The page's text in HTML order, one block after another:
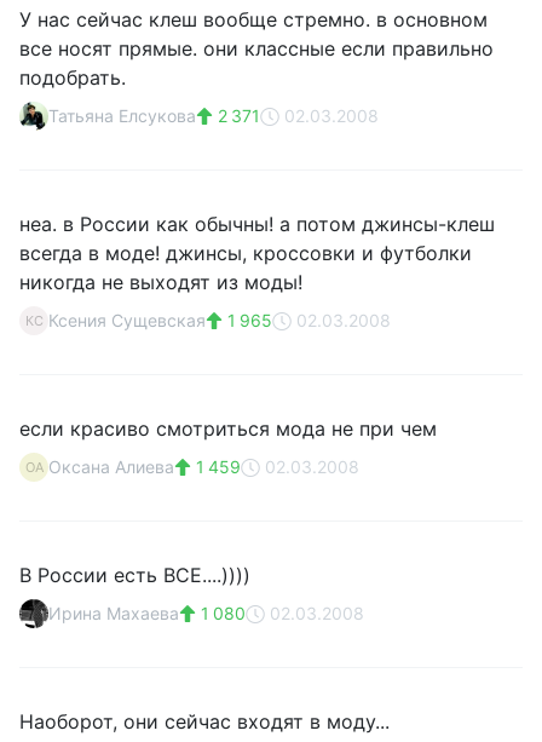
У нас сейчас клеш вообще стремно. в основном
все носят прямые. они классные если правильно
подобрать.
Татьяна Елсукова 2 371 02.03.2008
неа. в России как обычны! а потом джинсы-клеш
всегда в моде! джинсы, кроссовки и футболки
никогда не выходят из моды!
КС Ксения Сущевская 1 965 02.03.2008
если красиво смотриться мода не при чем
ОА Оксана Алиева 1 459 02.03.2008
В России есть ВСЕ....))))
Ирина Махаева 1 080 02.03.2008
Наоборот, они сейчас входят в моду...